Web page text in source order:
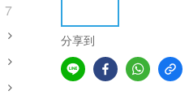
7
分享到